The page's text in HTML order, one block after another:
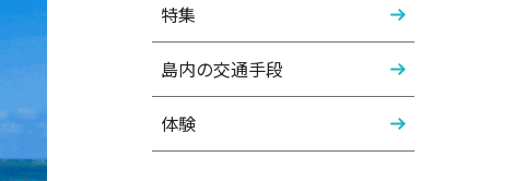
特集
島内の交通手段
体験